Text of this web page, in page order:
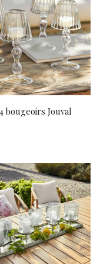
bougeoirs Jouval